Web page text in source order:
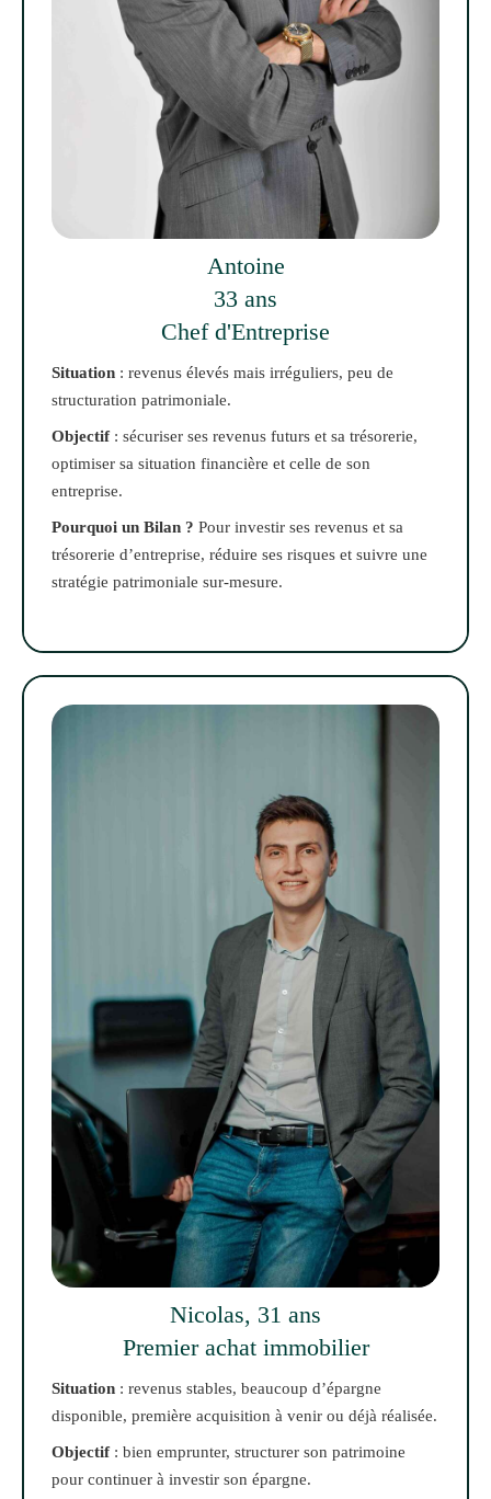
Antoine
33 ans
Chef d'Entreprise
Situation : revenus élevés mais irréguliers, peu de
structuration patrimoniale.
Objectif: sécuriser ses revenus futurs et sa trésorerie,
optimiser sa situation financière et celle de son
entreprise.
Pourquoi un Bilan ? Pour investir ses revenus et sa
trésorerie d’entreprise, réduire ses risques et suivre une
stratégie patrimoniale sur-mesure.
Nicolas, 31 ans
Premier achat immobilier
Situation : revenus stables, beaucoup d’épargne
disponible, première acquisition à venir ou déjà réalisée.
Objectif: bien emprunter, structurer son patrimoine
pour continuer à investir son épargne.